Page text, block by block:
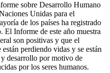
sobre Desarrollo Humano
Unidas para el
de los países ha registrado
Informe de este año muestra
son positivas y que el
perdiendo vidas y se están
desarrollo por motivo de
por los seres humanos.